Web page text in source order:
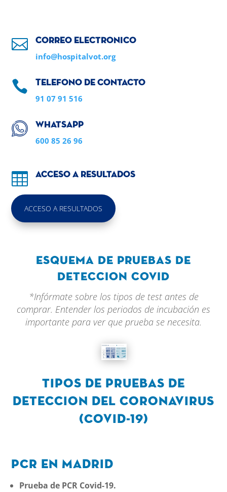
 Correo electronico
info@hospitalvot.org
 Telefono de contacto
91 07 91 516
Whatsapp
600 85 26 96
 Acceso a resultados
ACCESO A RESULTADOS
Esquema de Pruebas de
deteccion covid
*Infórmate sobre los tipos de test antes de
comprar. Entender los periodos de incubación es
importante para ver que prueba se necesita.
Tipos de pruebas de
deteccion del coronavirus
(Covid-19)
PCR en Madrid
Prueba de PCR Covid-19.